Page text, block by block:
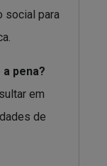
social para
pena?
em
de